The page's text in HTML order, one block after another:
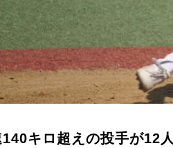
キロ超えの投手が12人